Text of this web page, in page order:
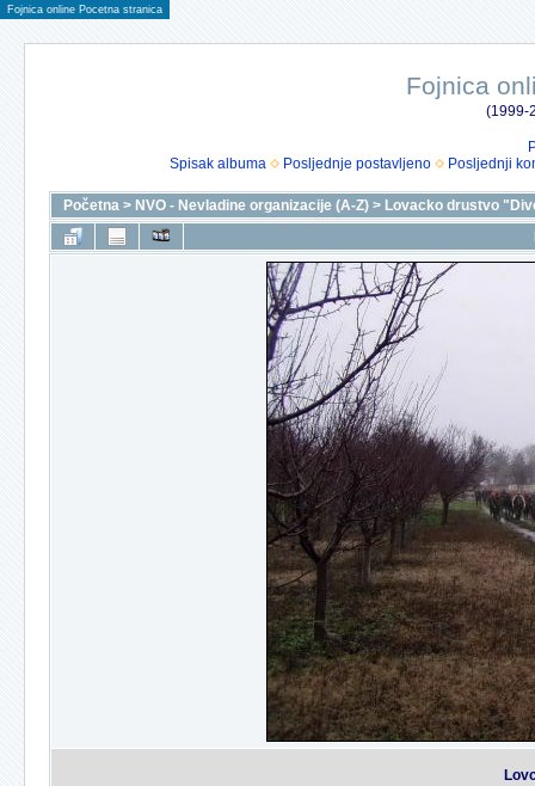
Fojnica online Pocetna stranica
Fojnica
(1999-
Spisak albuma
Posljednje postavljeno Posljednji
Početna > NVO - Nevladine organizacije (A-Z) > Lovacko drustvo